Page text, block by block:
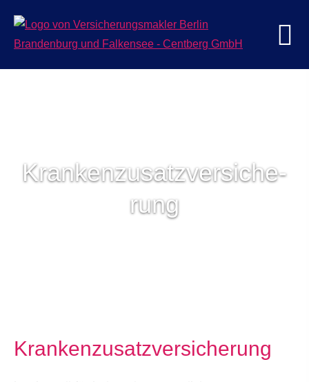
Kranken­zusatz­ver­si­che­
rung
Kranken­zusatz­ver­si­che­rung